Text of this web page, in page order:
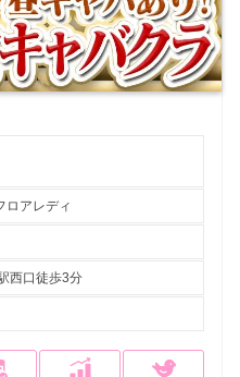
アレディ
西口徒歩3分